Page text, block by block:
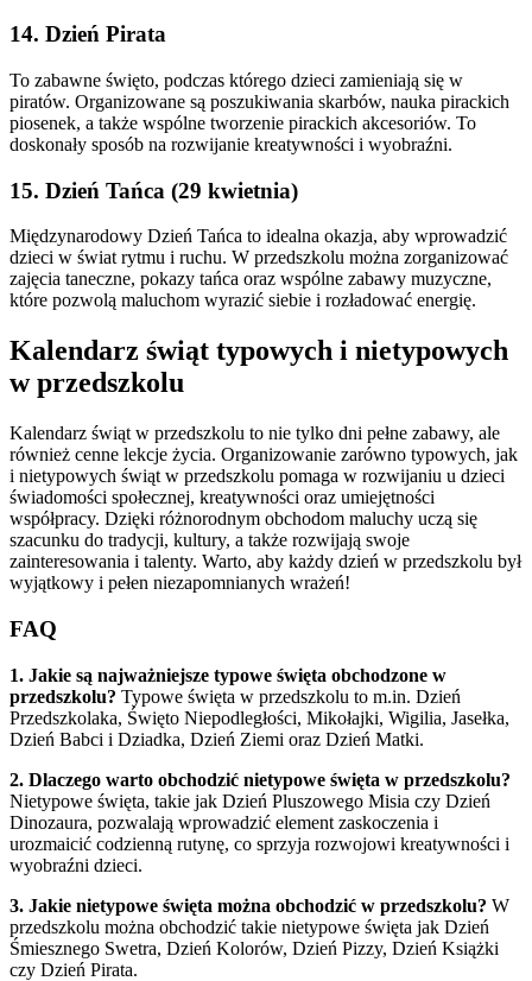
14. Dzień Pirata
To zabawne święto, podczas którego dzieci zamieniają się w
piratów. Organizowane są poszukiwania skarbów, nauka pirackich
piosenek, a także wspólne tworzenie pirackich akcesoriów. To
doskonały sposób na rozwijanie kreatywności i wyobraźni.
15. Dzień Tańca (29 kwietnia)
Międzynarodowy Dzień Tańca to idealna okazja, aby wprowadzić
dzieci w świat rytmu i ruchu. W przedszkolu można zorganizować
zajęcia taneczne, pokazy tańca oraz wspólne zabawy muzyczne,
które pozwolą maluchom wyrazić siebie i rozładować energię.
Kalendarz świąt typowych i nietypowych
w przedszkolu
Kalendarz świąt w przedszkolu to nie tylko dni pełne zabawy, ale
również cenne lekcje życia. Organizowanie zarówno typowych, jak
i nietypowych świąt w przedszkolu pomaga w rozwijaniu u dzieci
świadomości społecznej, kreatywności oraz umiejętności
współpracy. Dzięki różnorodnym obchodom maluchy uczą się
szacunku do tradycji, kultury, a także rozwijają swoje
zainteresowania i talenty. Warto, aby każdy dzień w przedszkolu był
wyjątkowy i pełen niezapomnianych wrażeń!
FAQ
1. Jakie są najważniejsze typowe święta obchodzone w
przedszkolu? Typowe święta w przedszkolu to m.in. Dzień
Przedszkolaka, Święto Niepodległości, Mikołajki, Wigilia, Jasełka,
Dzień Babci i Dziadka, Dzień Ziemi oraz Dzień Matki.
2. Dlaczego warto obchodzić nietypowe święta w przedszkolu?
Nietypowe święta, takie jak Dzień Pluszowego Misia czy Dzień
Dinozaura, pozwalają wprowadzić element zaskoczenia i
urozmaicić codzienną rutynę, co sprzyja rozwojowi kreatywności i
wyobraźni dzieci.
3. Jakie nietypowe święta można obchodzić w przedszkolu? W
przedszkolu można obchodzić takie nietypowe święta jak Dzień
Śmiesznego Swetra, Dzień Kolorów, Dzień Pizzy, Dzień Książki
czy Dzień Pirata.